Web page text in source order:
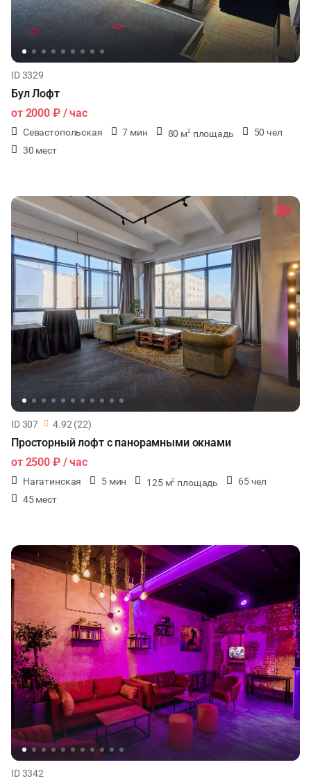
ID 3329
Бул Лофт
от 2000 ₽/ час
Севастопольская 7 мин 80 м2 площадь
50 чел
30 мест
ID 307 4.92 (22)
Просторный лофт с панорамными окнами
от 2500 ₽/ час
Нагатинская 5 мин 125 м2 площадь
65 чел
45 мест
ID 3342